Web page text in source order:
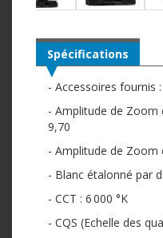
Spécifications
- Accessoires fournis
- Amplitude de Zoom
9,70
- Amplitude de Zoom
- Blanc étalonné par
- CCT : 6 000 °K
- CQS (Echelle des